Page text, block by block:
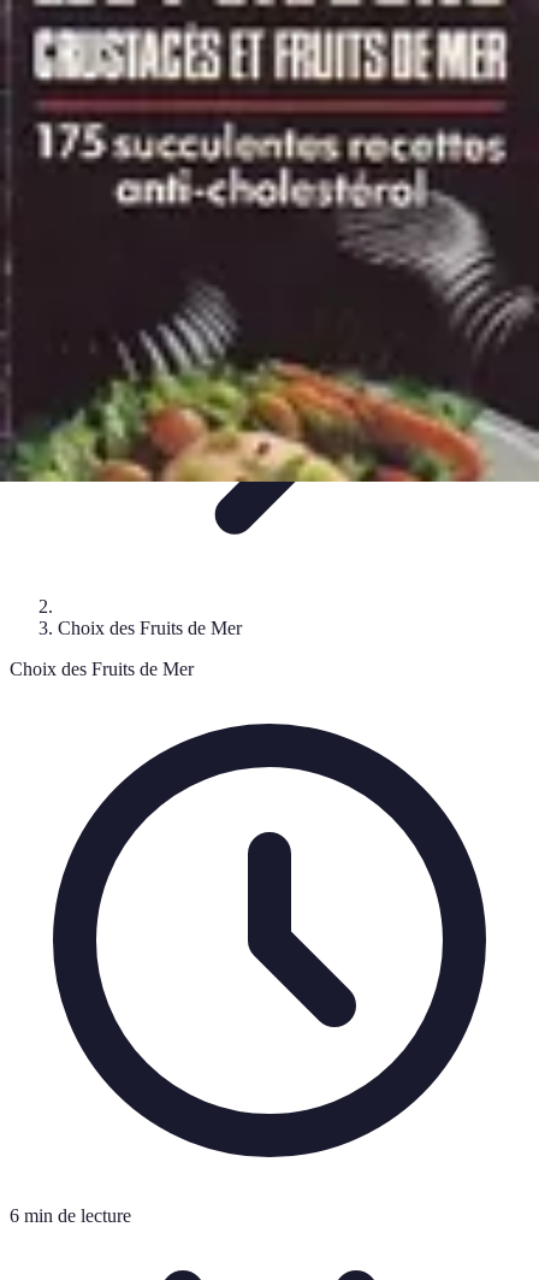
Guide Fruits de Mer
Préparation et TechniquesAstuces et conseilsRecettes et
Techniques
Santé et Nutrition Choix des Fruits de Mer
Guide Fruits de Mer
Choix des Fruits de Mer
Choix des Fruits de Mer
6 min de lecture